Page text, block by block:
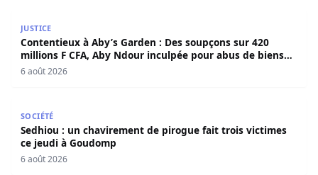
JUSTICE
Contentieux à Aby’s Garden : Des soupçons sur 420
millions F CFA, Aby Ndour inculpée pour abus de biens
sociaux
6 août 2026
SOCIÉTÉ
Sedhiou : un chavirement de pirogue fait trois victimes
ce jeudi à Goudomp
6 août 2026